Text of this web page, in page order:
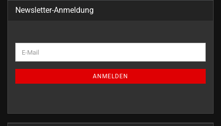
Newsletter-Anmeldung
ZUR
E-
Mail
ANMELDEN